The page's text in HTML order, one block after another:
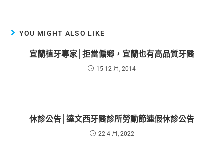
YOU MIGHT ALSO LIKE
宜蘭植牙專家│拒當偏鄉，宜蘭也有高品質牙醫
15 12 月, 2014
休診公告│達文西牙醫診所勞動節連假休診公告
22 4 月, 2022